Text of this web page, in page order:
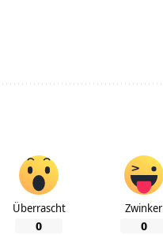
Überrascht
0
Zwinker
0